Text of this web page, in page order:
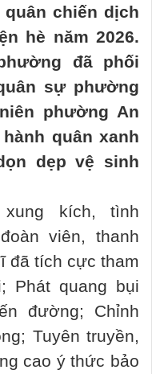
quân chiến dịch
hè năm 2026.
đã phối
sự phường
phường An
quân xanh
dẹp vệ sinh
kích, tình
viên, thanh
đã tích cực tham
Phát quang bụi
đường; Chỉnh
Tuyên truyền,
cao ý thức bảo